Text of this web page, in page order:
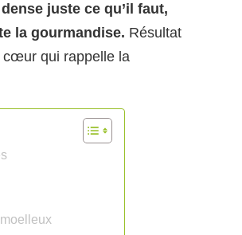
juste ce qu’il faut,
la gourmandise. Résultat
cœur qui rappelle la